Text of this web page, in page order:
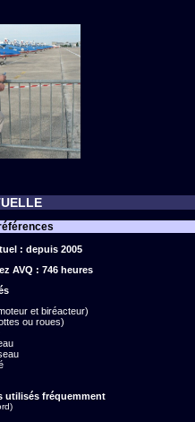
: depuis 2005
AVQ : 746 heures
et biréacteur)
ou roues)
utilisés fréquemment